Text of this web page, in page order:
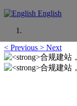
English
< Previous > Next